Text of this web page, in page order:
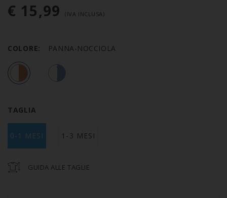
€ 15,99 (IVA INCLUSA)
COLORE: PANNA-NOCCIOLA
TAGLIA
0-1 MESI 1-3 MESI
GUIDA ALLE TAGLIE